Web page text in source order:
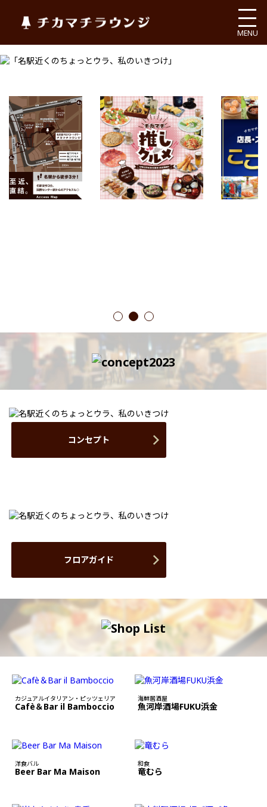
チカマチラウンジ
MENU
1 2 3
コンセプト
フロアガイド
カジュアルイタリアン・ピッツェリア
Cafè＆Bar il Bamboccio
海鮮居酒屋
魚河岸酒場FUKU浜金
洋食バル
Beer Bar Ma Maison
和食
竜むら